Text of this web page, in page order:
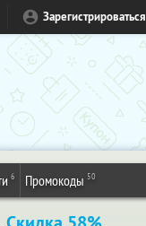
Зарегистрироваться
6 Промокоды 50